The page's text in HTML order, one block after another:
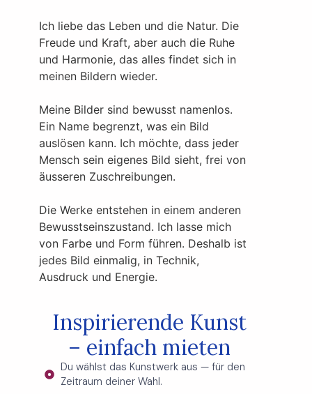
Ich liebe das Leben und die Natur. Die
Freude und Kraft, aber auch die Ruhe
und Harmonie, das alles findet sich in
meinen Bildern wieder.
Meine Bilder sind bewusst namenlos.
Ein Name begrenzt, was ein Bild
auslösen kann. Ich möchte, dass jeder
Mensch sein eigenes Bild sieht, frei von
äusseren Zuschreibungen.
Die Werke entstehen in einem anderen
Bewusstseinszustand. Ich lasse mich
von Farbe und Form führen. Deshalb ist
jedes Bild einmalig, in Technik,
Ausdruck und Energie.
Inspirierende Kunst
– einfach mieten
Du wählst das Kunstwerk aus — für den
Zeitraum deiner Wahl.